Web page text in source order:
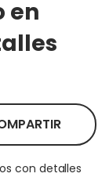
en
con detalles